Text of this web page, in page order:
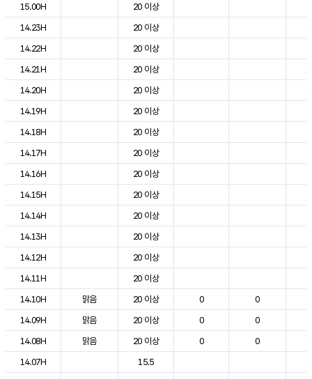
15.00H
20 이상
14.23H
20 이상
14.22H
20 이상
14.21H
20 이상
14.20H
20 이상
14.19H
20 이상
14.18H
20 이상
14.17H
20 이상
14.16H
20 이상
14.15H
20 이상
14.14H
20 이상
14.13H
20 이상
14.12H
20 이상
14.11H
20 이상
14.10H
맑음 20 이상 0 0
14.09H
맑음 20 이상 0 0
14.08H
맑음 20 이상 0 0
14.07H
15.5